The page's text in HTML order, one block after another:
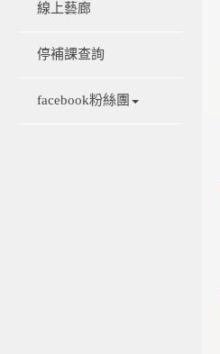
線上藝廊
停補課查詢
facebook粉絲團